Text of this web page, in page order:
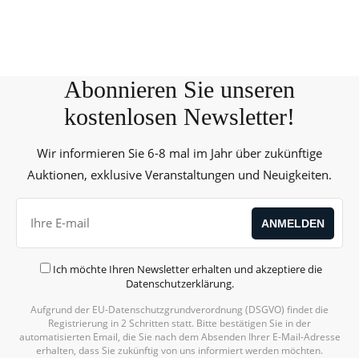
Abonnieren Sie unseren
kostenlosen Newsletter!
Wir informieren Sie 6-8 mal im Jahr über zukünftige
Auktionen, exklusive Veranstaltungen und Neuigkeiten.
Ich möchte Ihren Newsletter erhalten und akzeptiere die
Datenschutzerklärung.
Aufgrund der EU-Datenschutzgrundverordnung (DSGVO) findet die
Registrierung in 2 Schritten statt. Bitte bestätigen Sie in der
automatisierten Email, die Sie nach dem Absenden Ihrer E-Mail-Adresse
erhalten, dass Sie zukünftig von uns informiert werden möchten.